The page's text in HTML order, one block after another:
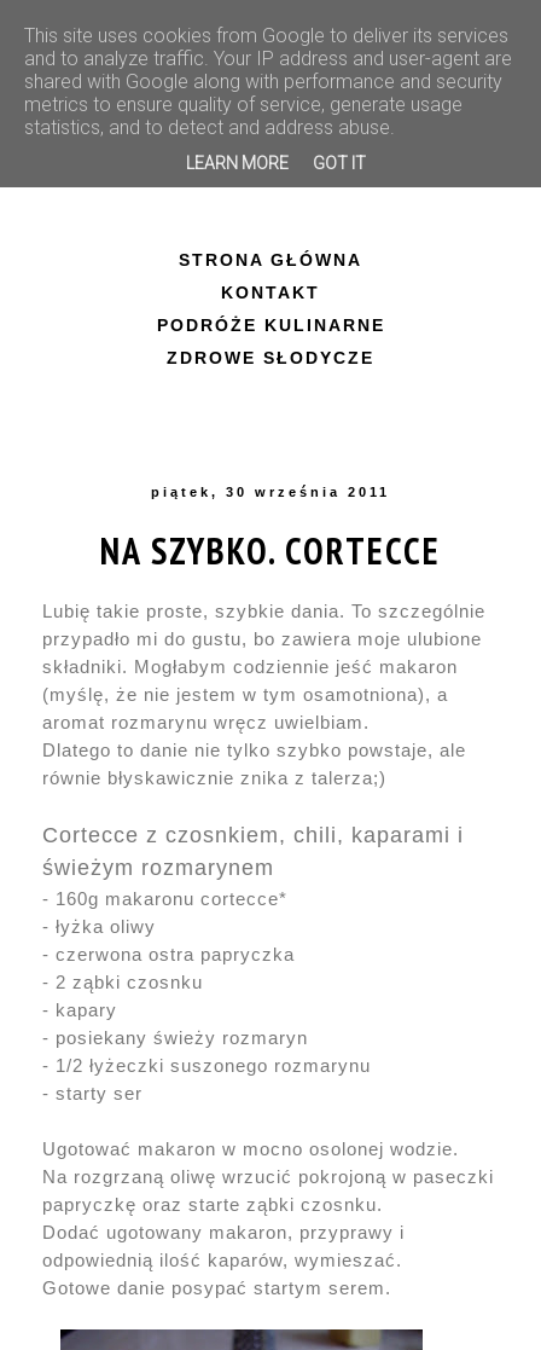
STRONA GŁÓWNA
KONTAKT
PODRÓŻE KULINARNE
ZDROWE SŁODYCZE
piątek, 30 września 2011
NA SZYBKO. CORTECCE
Lubię takie proste, szybkie dania. To szczególnie
przypadło mi do gustu, bo zawiera moje ulubione
składniki. Mogłabym codziennie jeść makaron
(myślę, że nie jestem w tym osamotniona), a
aromat rozmarynu wręcz uwielbiam.
Dlatego to danie nie tylko szybko powstaje, ale
równie błyskawicznie znika z talerza;)
Cortecce z czosnkiem, chili, kaparami i
świeżym rozmarynem
- 160g makaronu cortecce*
- łyżka oliwy
- czerwona ostra papryczka
- 2 ząbki czosnku
- kapary
- posiekany świeży rozmaryn
- 1/2 łyżeczki suszonego rozmarynu
- starty ser
Ugotować makaron w mocno osolonej wodzie.
Na rozgrzaną oliwę wrzucić pokrojoną w paseczki
papryczkę oraz starte ząbki czosnku.
Dodać ugotowany makaron, przyprawy i
odpowiednią ilość kaparów, wymieszać.
Gotowe danie posypać startym serem.
This site uses cookies from Google to deliver its services
and to analyze traffic. Your IP address and user-agent are
shared with Google along with performance and security
metrics to ensure quality of service, generate usage
statistics, and to detect and address abuse.
LEARN MORE GOT IT